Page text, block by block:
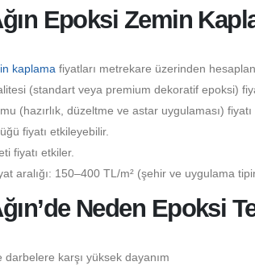
Epoksi Zemin
kaplama fiyatları metrekare üzerinden
(standart veya premium dekoratif epoksi)
(hazırlık, düzeltme ve astar uygulaması) fiyatı
fiyatı etkileyebilir.
fiyatı etkiler.
aralığı: 150–400 TL/m² (şehir ve uygulama
Neden Epoksi
darbelere karşı yüksek dayanım